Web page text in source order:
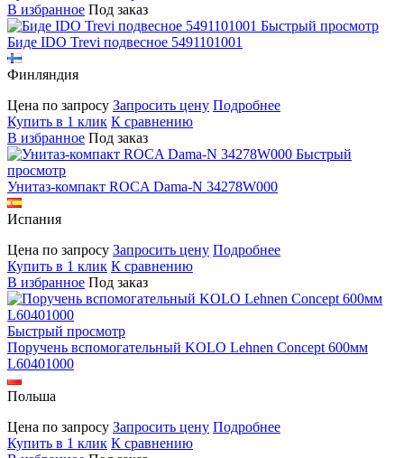
В избранное Под заказ
Быстрый просмотр
Биде IDO Trevi подвесное 5491101001
Финляндия
Цена по запросу Запросить цену Подробнее
Купить в 1 клик К сравнению
В избранное Под заказ
Быстрый
просмотр
Унитаз-компакт ROCA Dama-N 34278W000
Испания
Цена по запросу Запросить цену Подробнее
Купить в 1 клик К сравнению
В избранное Под заказ
Быстрый просмотр
Поручень вспомогательный KOLO Lehnen Concept 600мм
L60401000
Польша
Цена по запросу Запросить цену Подробнее
Купить в 1 клик К сравнению